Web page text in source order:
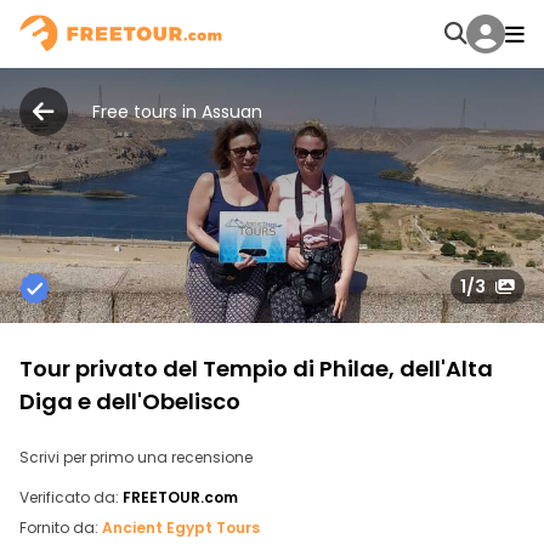
Free tours in Assuan
1/3
Tour privato del Tempio di Philae, dell'Alta
Diga e dell'Obelisco
Scrivi per primo una recensione
Verificato da: FREETOUR.com
Fornito da: Ancient Egypt Tours